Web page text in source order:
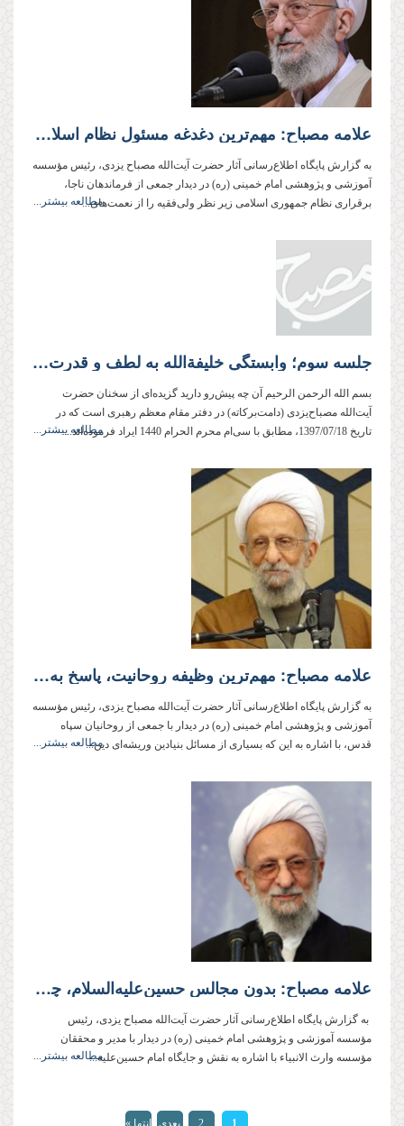
علامه مصباح: مهم‌ترین دغدغه مسئول نظام اسلامی باید کسب رضای الهی و خدمت به خلق خدا باشد
به گزارش پایگاه اطلاع‌رسانی آثار حضرت آیت‌الله مصباح یزدی، رئیس مؤسسه
آموزشی و پژوهشی امام خمینی (ره) در دیدار جمعی از فرماندهان ناجا،
برقراری نظام جمهوری اسلامی زیر نظر ولی‌فقیه را از نعمت‌های...مطالعه بیشتر...
جلسه سوم؛ وابستگی خلیفة‌الله به لطف و قدرت الهی
بسم الله الرحمن الرحیم آن چه پیش‌رو دارید گزیده‌ای از سخنان حضرت
آیت‌الله مصباح‌یزدی (دامت‌بركاته) در دفتر مقام معظم رهبری است كه در
تاریخ 1397/07/18، مطابق با سی‌ام محرم الحرام 1440 ایراد فرموده‌اند...
مطالعه بیشتر...
علامه مصباح: مهم‌ترین وظیفه روحانیت، پاسخ به پرسش‌های بنیادین اعتقادی است
به گزارش پایگاه اطلاع‌رسانی آثار حضرت آیت‌الله مصباح یزدی، رئیس مؤسسه
آموزشی و پژوهشی امام خمینی (ره) در دیدار با جمعی از روحانیان سپاه
قدس، با اشاره به این که بسیاری از مسائل بنیادین وریشه‌ای دین...مطالعه بیشتر...
علامه مصباح: بدون مجالس حسین‌علیه‌السلام، چیزی از دین باقی نمی‌ماند
به گزارش پایگاه اطلاع‌رسانی آثار حضرت آیت‌الله مصباح یزدی، رئیس
مؤسسه آموزشی و پژوهشی امام خمینی (ره) در دیدار با مدیر و محققان
مؤسسه وارث الانبیاء با اشاره به نقش و جایگاه امام حسین‌علیه‌...مطالعه بیشتر...
1
2 بعدی انتها »